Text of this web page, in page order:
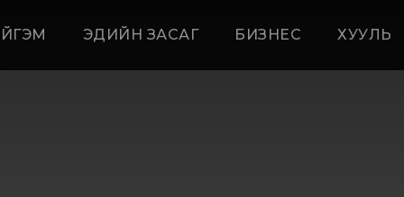
ЭДИЙН ЗАСАГ БИЗНЕС ХУУЛЬ